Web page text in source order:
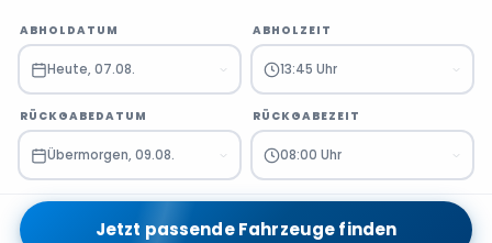
ABHOLDATUM
Heute, 07.08.
ABHOLZEIT
13:45 Uhr
RÜCKGABEDATUM
Übermorgen, 09.08.
RÜCKGABEZEIT
08:00 Uhr
Jetzt passende Fahrzeuge finden